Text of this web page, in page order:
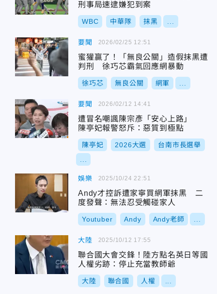
刑事局速逮嫌犯到案
WBC 中華隊 抹黑
要聞
蜜獾贏了！「無良公關」造假抹黑遭
判刑 徐巧芯霸氣回應網暴動
徐巧芯 無良公關 網軍
2026/02/25 12:51
要聞
遭冒名嘲諷陳宗彥「安心上路」
陳亭妃報警怒斥：惡質到極點
陳亭妃 2026大選 台南市長選舉
2026/02/12 14:41
娛樂
Andy才控訴遭家寧買網軍抹黑 二
度發聲：無法忍受觸碰家人
Youtuber Andy Andy老師
2025/10/24 22:51
大陸
聯合國大會交鋒！陸方點名英日等國
人權劣跡：停止充當教師爺
大陸 聯合國 人權
2025/10/12 17:55